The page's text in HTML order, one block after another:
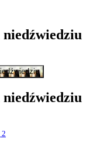
niedźwiedziu
niedźwiedziu
2